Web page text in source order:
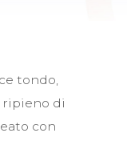
tondo,
ripieno di
con